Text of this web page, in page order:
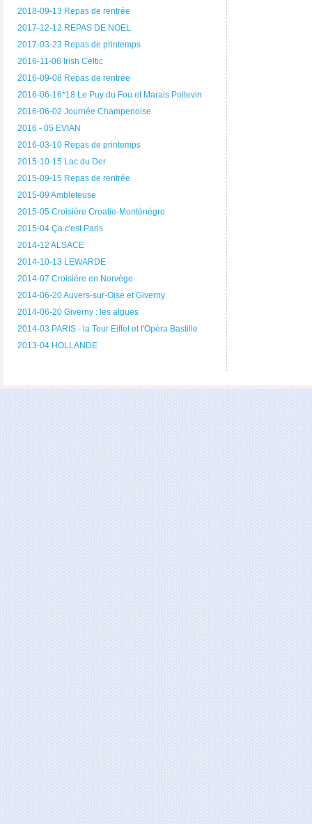
2018-09-13 Repas de rentrée
2017-12-12 REPAS DE NOEL
2017-03-23 Repas de printemps
2016-11-06 Irish Celtic
2016-09-08 Repas de rentrée
2016-06-16*18 Le Puy du Fou et Marais Poitevin
2016-06-02 Journée Champenoise
2016 - 05 EVIAN
2016-03-10 Repas de printemps
2015-10-15 Lac du Der
2015-09-15 Repas de rentrée
2015-09 Ambleteuse
2015-05 Croisière Croatie-Monténégro
2015-04 Ça c'est Paris
2014-12 ALSACE
2014-10-13 LEWARDE
2014-07 Croisière en Norvège
2014-06-20 Auvers-sur-Oise et Giverny
2014-06-20 Giverny : les algues
2014-03 PARIS - la Tour Eiffel et l'Opéra Bastille
2013-04 HOLLANDE